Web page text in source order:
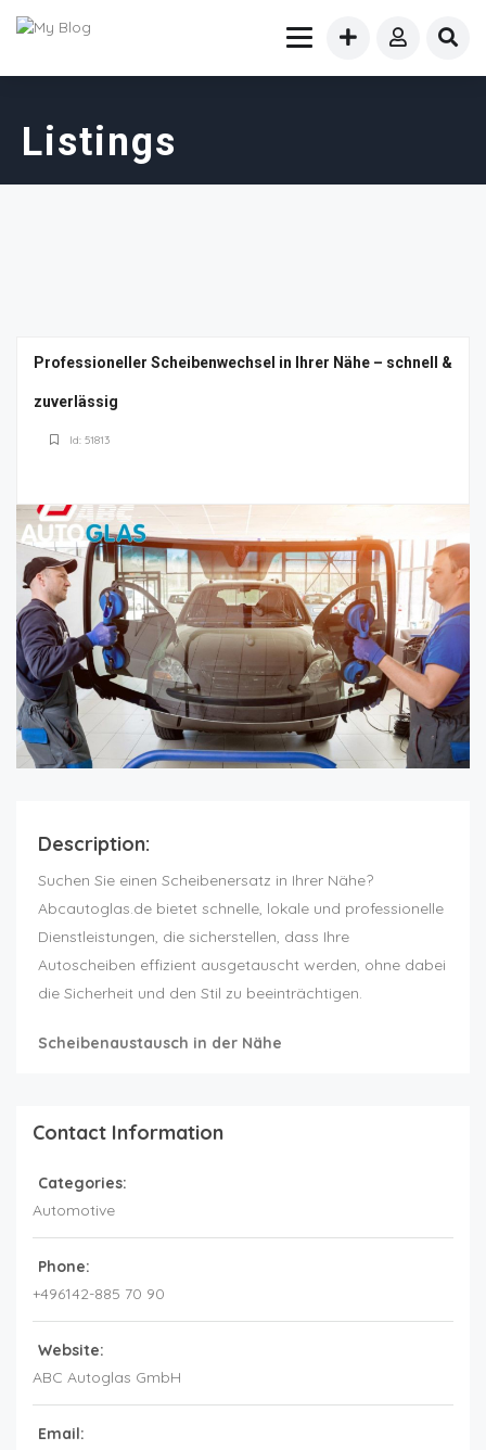
Listings
Professioneller Scheibenwechsel in Ihrer Nähe – schnell &
zuverlässig
Id: 51813
Description:
Suchen Sie einen Scheibenersatz in Ihrer Nähe?
Abcautoglas.de bietet schnelle, lokale und professionelle
Dienstleistungen, die sicherstellen, dass Ihre
Autoscheiben effizient ausgetauscht werden, ohne dabei
die Sicherheit und den Stil zu beeinträchtigen.
Scheibenaustausch in der Nähe
Contact Information
Categories:
Automotive
Phone:
+496142-885 70 90
Website:
ABC Autoglas GmbH
Email: